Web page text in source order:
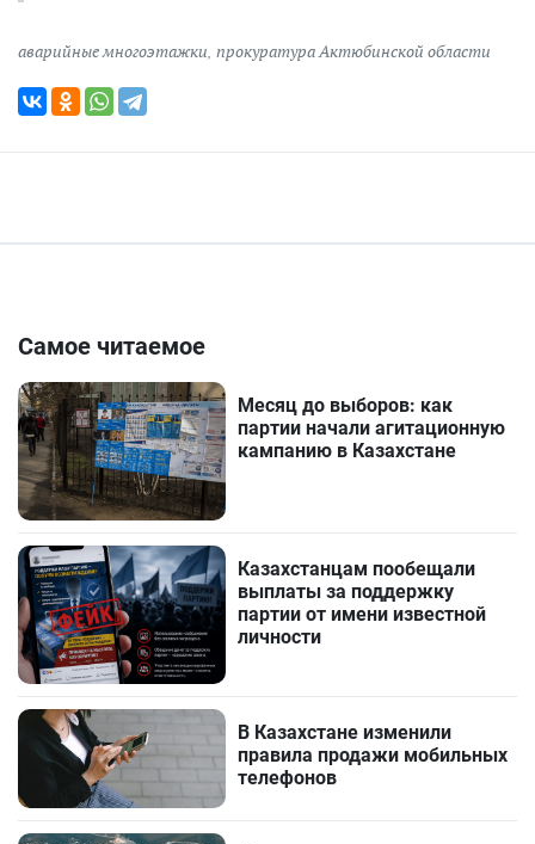
аварийные многоэтажки, прокуратура Актюбинской области
Самое читаемое
Месяц до выборов: как
партии начали агитационную
кампанию в Казахстане
Казахстанцам пообещали
выплаты за поддержку
партии от имени известной
личности
В Казахстане изменили
правила продажи мобильных
телефонов